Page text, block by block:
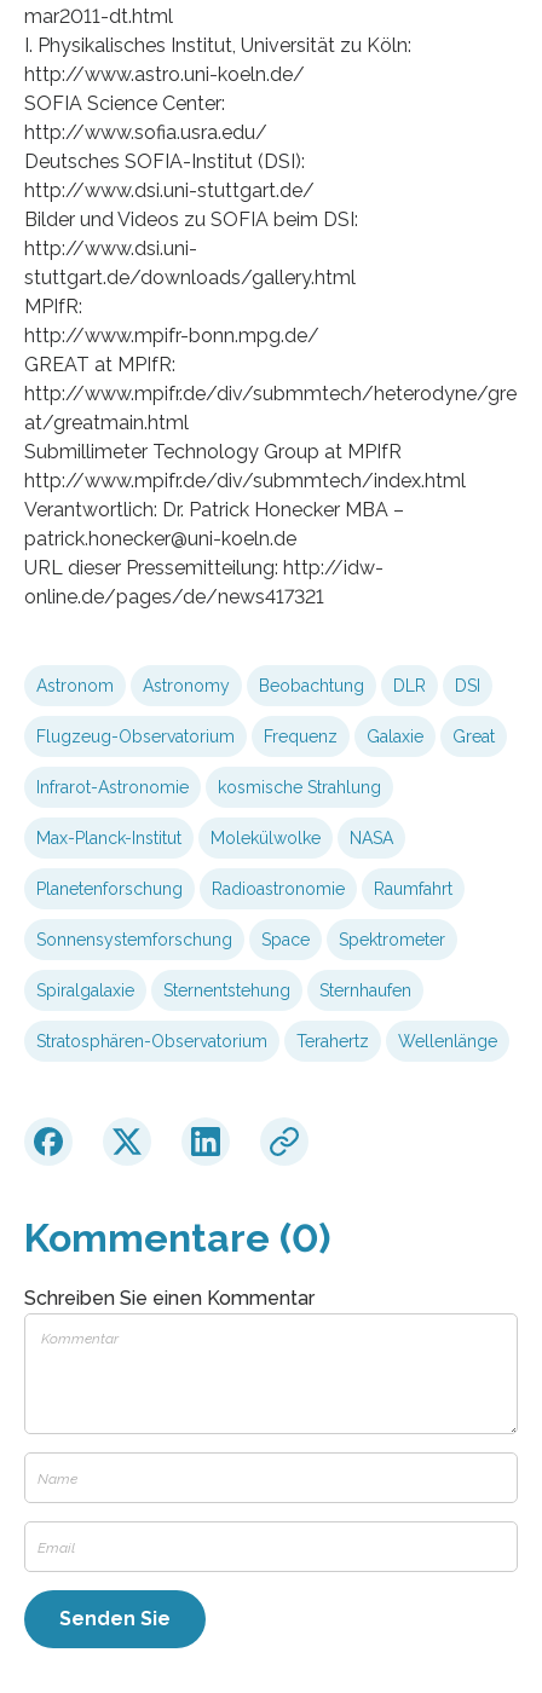
mar2011-dt.html
I. Physikalisches Institut, Universität zu Köln:
http://www.astro.uni-koeln.de/
SOFIA Science Center:
http://www.sofia.usra.edu/
Deutsches SOFIA-Institut (DSI):
http://www.dsi.uni-stuttgart.de/
Bilder und Videos zu SOFIA beim DSI:
http://www.dsi.uni-
stuttgart.de/downloads/gallery.html
MPIfR:
http://www.mpifr-bonn.mpg.de/
GREAT at MPIfR:
http://www.mpifr.de/div/submmtech/heterodyne/gre
at/greatmain.html
Submillimeter Technology Group at MPIfR
http://www.mpifr.de/div/submmtech/index.html
Verantwortlich: Dr. Patrick Honecker MBA –
patrick.honecker@uni-koeln.de
URL dieser Pressemitteilung: http://idw-
online.de/pages/de/news417321
Astronom Astronomy Beobachtung DLR DSI
Flugzeug-Observatorium Frequenz Galaxie Great
Infrarot-Astronomie kosmische Strahlung
Max-Planck-Institut Molekülwolke NASA
Planetenforschung Radioastronomie Raumfahrt
Sonnensystemforschung Space Spektrometer
Spiralgalaxie Sternentstehung Sternhaufen
Stratosphären-Observatorium Terahertz Wellenlänge
Kommentare (0)
Schreiben Sie einen Kommentar